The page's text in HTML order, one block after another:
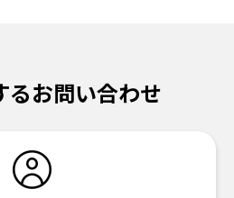
るお問い合わせ